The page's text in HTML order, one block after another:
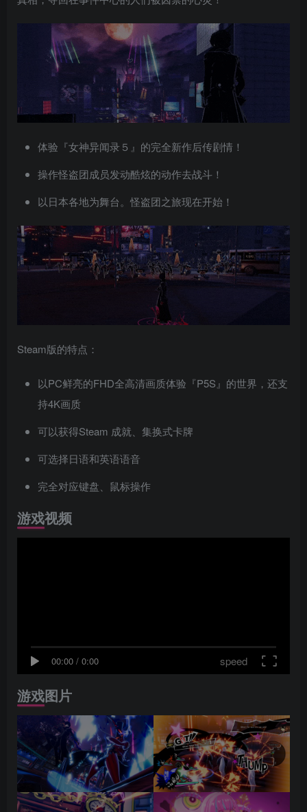
体验『女神异闻录５』的完全新作后传剧情！
操作怪盗团成员发动酷炫的动作去战斗！
以日本各地为舞台。怪盗团之旅现在开始！
Steam版的特点：
以PC鲜亮的FHD全高清画质体验『P5S』的世界，还支
持4K画质
可以获得Steam 成就、集换式卡牌
可选择日语和英语语音
完全对应键盘、鼠标操作
游戏视频
00:00 / 0:00 speed
游戏图片